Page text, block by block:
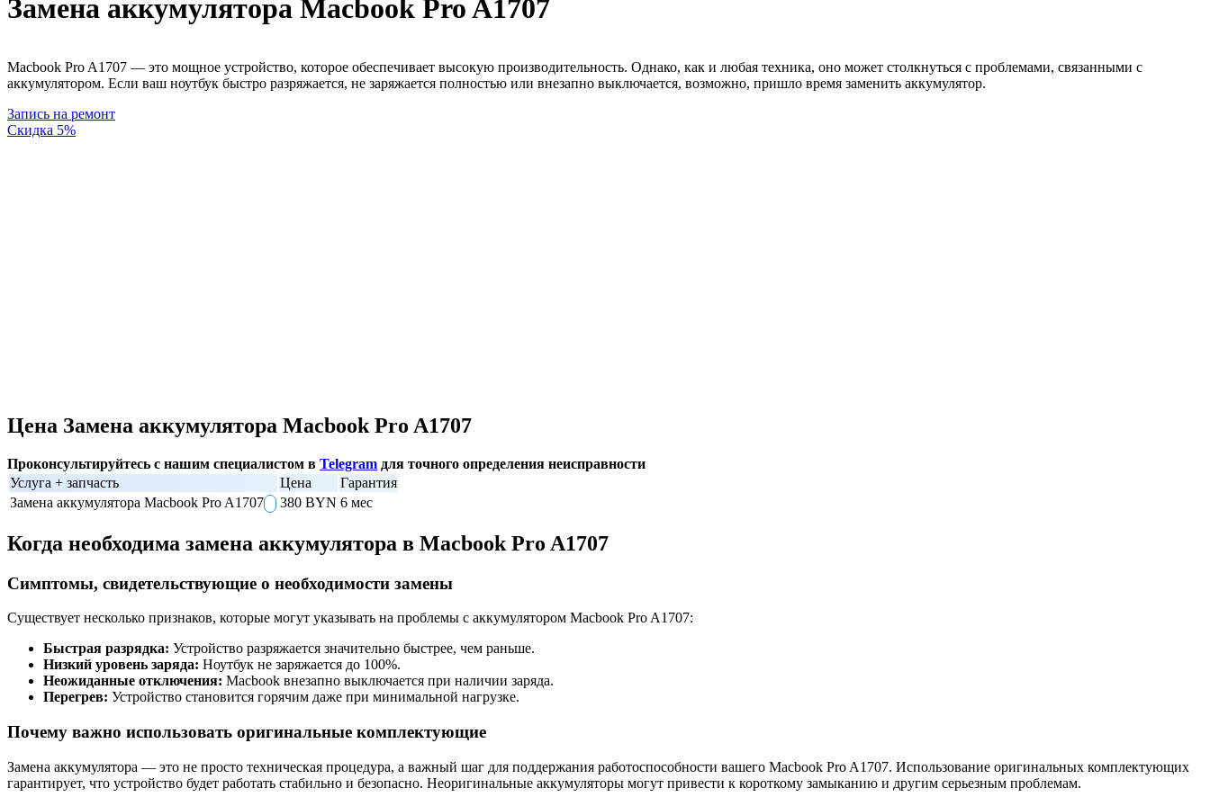
Замена аккумулятора Macbook Pro A1707
Macbook Pro A1707 — это мощное устройство, которое обеспечивает высокую производительность. Однако, как и любая техника, оно может столкнуться с проблемами, связанными с
аккумулятором. Если ваш ноутбук быстро разряжается, не заряжается полностью или внезапно выключается, возможно, пришло время заменить аккумулятор.
Запись на ремонт
Скидка 5%
Цена Замена аккумулятора Macbook Pro A1707
Проконсультируйтесь с нашим специалистом в Telegram для точного определения неисправности
Услуга + запчасть
Цена
Гарантия
Замена аккумулятора Macbook Pro A1707
380 BYN 6 мес
Когда необходима замена аккумулятора в Macbook Pro A1707
Симптомы, свидетельствующие о необходимости замены
Существует несколько признаков, которые могут указывать на проблемы с аккумулятором Macbook Pro A1707:
Быстрая разрядка: Устройство разряжается значительно быстрее, чем раньше.
Низкий уровень заряда: Ноутбук не заряжается до 100%.
Неожиданные отключения: Macbook внезапно выключается при наличии заряда.
Перегрев: Устройство становится горячим даже при минимальной нагрузке.
Почему важно использовать оригинальные комплектующие
Замена аккумулятора — это не просто техническая процедура, а важный шаг для поддержания работоспособности вашего Macbook Pro A1707. Использование оригинальных комплектующих
гарантирует, что устройство будет работать стабильно и безопасно. Неоригинальные аккумуляторы могут привести к короткому замыканию и другим серьезным проблемам.